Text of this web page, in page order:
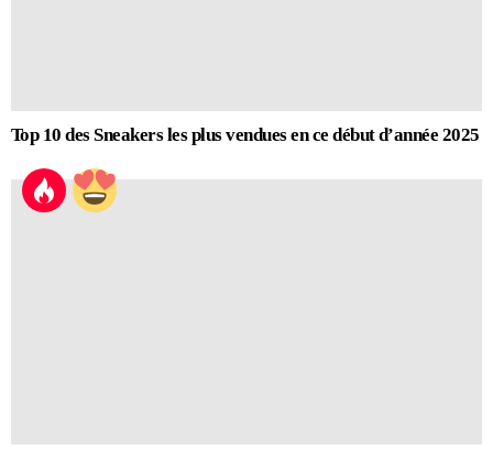
Top 10 des Sneakers les plus vendues en ce début d’année 2025